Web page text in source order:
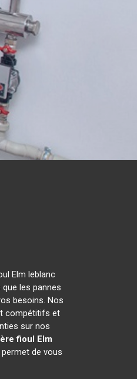
Elm leblanc
les pannes
besoins. Nos
compétitifs et
sur nos
fioul Elm
de vous